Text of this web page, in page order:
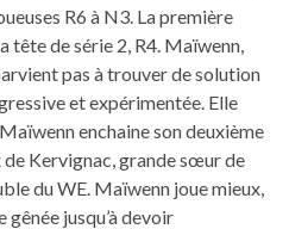
R6 à N3. La première
tête de série 2, R4. Maïwenn,
pas à trouver de solution
et expérimentée. Elle
enchaine son deuxième
Kervignac, grande sœur de
du WE. Maïwenn joue mieux,
gênée jusqu’à devoir